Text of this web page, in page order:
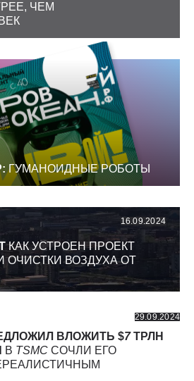
ЧЕМ
ГУМАНОИДНЫЕ РОБОТЫ
16.09.2024
КАК УСТРОЕН ПРОЕКТ
ОЧИСТКИ ВОЗДУХА ОТ
29.09.2024
ВЛОЖИТЬ $7ТРЛН
В TSMC СОЧЛИ ЕГО